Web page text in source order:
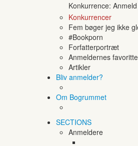
Konkurrence:
Konkurrencer
Fem bøger jeg ikke
#Bookporn
Forfatterportræt
Anmeldernes
Artikler
Bliv anmelder?
Om Bogrummet
SECTIONS
Anmeldere